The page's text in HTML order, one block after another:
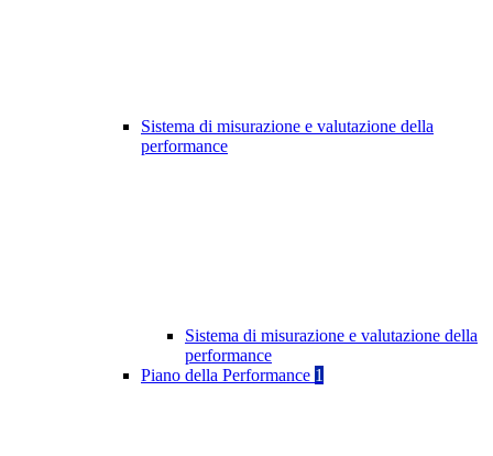
Sistema di misurazione e valutazione della
performance
Sistema di misurazione e valutazione della
performance
Piano della Performance 1